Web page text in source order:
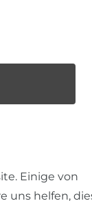
Einige von
uns helfen,